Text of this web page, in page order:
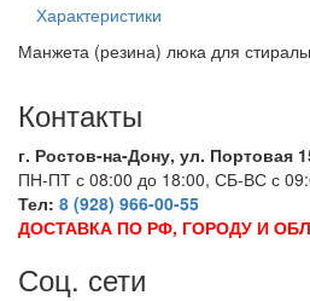
Характеристики
Манжета (резина) люка для
Контакты
г. Ростов-на-Дону, ул. Портовая
ПН-ПТ с 08:00 до 18:00, СБ-ВС с
Тел: 8 (928) 966-00-55
ДОСТАВКА ПО РФ, ГОРОДУ И
Соц. сети